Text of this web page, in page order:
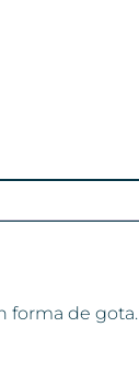
forma de gota.